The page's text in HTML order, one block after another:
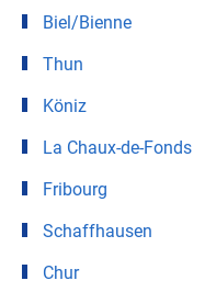
Biel/Bienne
Thun
Köniz
La Chaux-de-Fonds
Fribourg
Schaffhausen
Chur